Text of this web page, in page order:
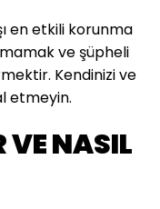
en etkili korunma
ve şüpheli
Kendinizi ve
etmeyin.
VE NASIL